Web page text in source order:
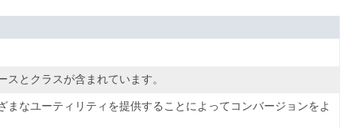
とクラスが含まれています。
なユーティリティを提供することによってコンバージョンをよ